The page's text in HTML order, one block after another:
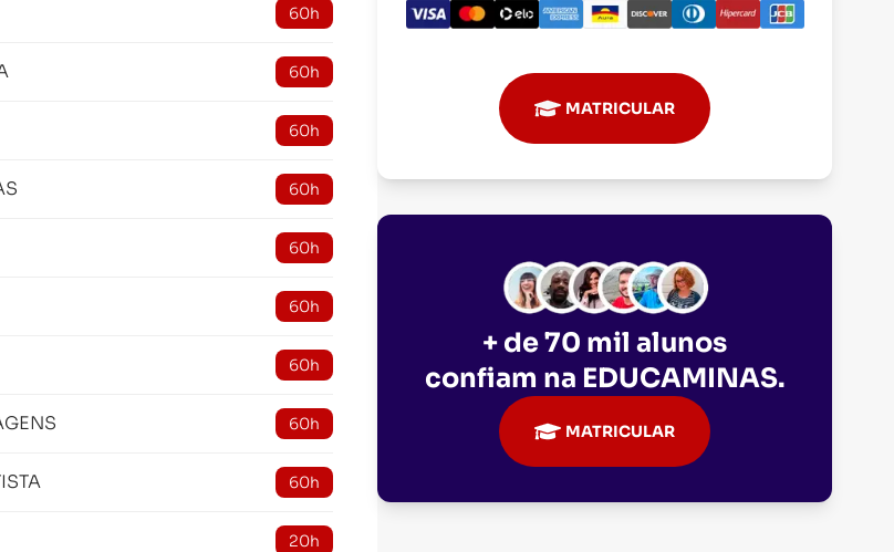
60h
60h
60h
60h
60h
60h
60h
60h
60h
20h
MATRICULAR
+ de 70 mil alunos
confiam na EDUCAMINAS.
MATRICULAR